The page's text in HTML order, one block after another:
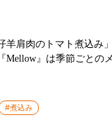
仔羊肩肉のトマト煮込み
Mellow』は季節ごとの
#煮込み